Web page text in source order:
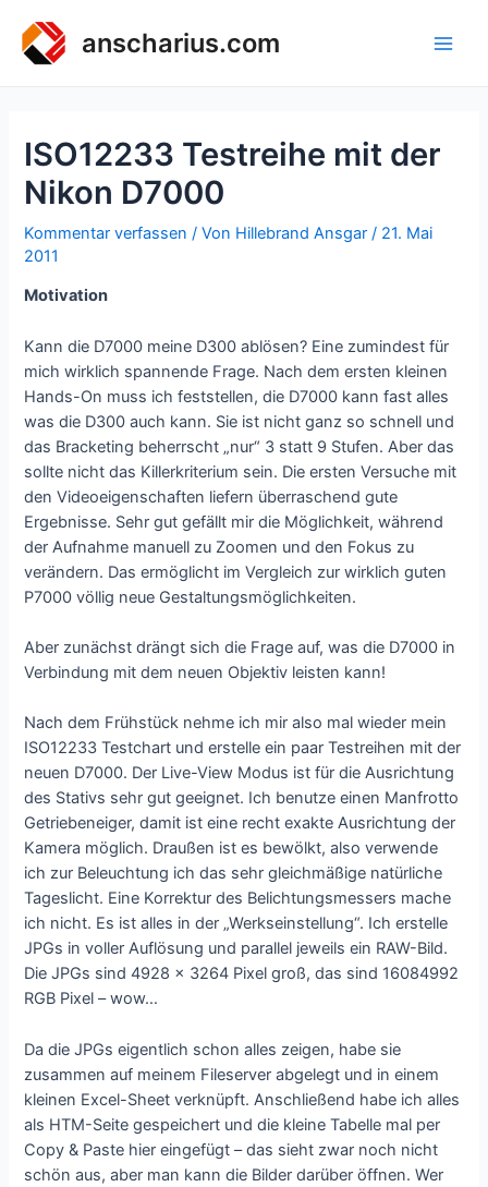
Inhalt
springen
anscharius.com
ISO12233 Testreihe mit der
Nikon D7000
Kommentar verfassen / Von Hillebrand Ansgar / 21. Mai
2011
Motivation
Kann die D7000 meine D300 ablösen? Eine zumindest für
mich wirklich spannende Frage. Nach dem ersten kleinen
Hands-On muss ich feststellen, die D7000 kann fast alles
was die D300 auch kann. Sie ist nicht ganz so schnell und
das Bracketing beherrscht „nur“ 3 statt 9 Stufen. Aber das
sollte nicht das Killerkriterium sein. Die ersten Versuche mit
den Videoeigenschaften liefern überraschend gute
Ergebnisse. Sehr gut gefällt mir die Möglichkeit, während
der Aufnahme manuell zu Zoomen und den Fokus zu
verändern. Das ermöglicht im Vergleich zur wirklich guten
P7000 völlig neue Gestaltungsmöglichkeiten.
Aber zunächst drängt sich die Frage auf, was die D7000 in
Verbindung mit dem neuen Objektiv leisten kann!
Nach dem Frühstück nehme ich mir also mal wieder mein
ISO12233 Testchart und erstelle ein paar Testreihen mit der
neuen D7000. Der Live-View Modus ist für die Ausrichtung
des Stativs sehr gut geeignet. Ich benutze einen Manfrotto
Getriebeneiger, damit ist eine recht exakte Ausrichtung der
Kamera möglich. Draußen ist es bewölkt, also verwende
ich zur Beleuchtung ich das sehr gleichmäßige natürliche
Tageslicht. Eine Korrektur des Belichtungsmessers mache
ich nicht. Es ist alles in der „Werkseinstellung“. Ich erstelle
JPGs in voller Auflösung und parallel jeweils ein RAW-Bild.
Die JPGs sind 4928 x 3264 Pixel groß, das sind 16084992
RGB Pixel – wow…
Da die JPGs eigentlich schon alles zeigen, habe sie
zusammen auf meinem Fileserver abgelegt und in einem
kleinen Excel-Sheet verknüpft. Anschließend habe ich alles
als HTM-Seite gespeichert und die kleine Tabelle mal per
Copy & Paste hier eingefügt – das sieht zwar noch nicht
schön aus, aber man kann die Bilder darüber öffnen. Wer